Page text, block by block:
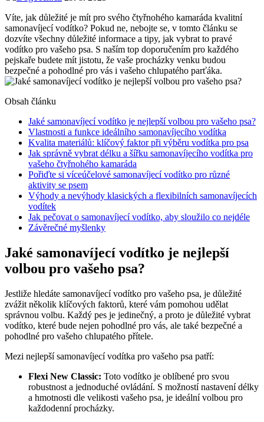
Víte, jak důležité je mít pro svého čtyřnohého kamaráda kvalitní
samonavíjecí vodítko? Pokud ne, nebojte se, v tomto článku se
dozvíte všechny důležité informace a tipy, jak vybrat to pravé
vodítko pro vašeho psa. S naším top doporučením pro každého
pejskaře budete mít jistotu, že vaše procházky venku budou
bezpečné a pohodlné pro vás i vašeho chlupatého parťáka.
Obsah článku
Jaké samonavíjecí vodítko je nejlepší volbou pro vašeho psa?
Vlastnosti a funkce ideálního samonavíjecího vodítka
Kvalita materiálů: klíčový faktor při výběru vodítka pro psa
Jak správně vybrat délku a šířku samonavíjecího vodítka pro
vašeho čtyřnohého kamaráda
Pořiďte si víceúčelové samonavíjecí vodítko pro různé
aktivity se psem
Výhody a nevýhody klasických a flexibilních samonavíjecích
vodítek
Jak pečovat o samonavíjecí vodítko, aby sloužilo co nejdéle
Závěrečné myšlenky
Jaké samonavíjecí vodítko je nejlepší
volbou pro vašeho psa?
Jestliže hledáte samonavíjecí vodítko pro vašeho psa, je důležité
zvážit několik klíčových faktorů, které vám pomohou udělat
správnou volbu. Každý pes je jedinečný, a proto je důležité vybrat
vodítko, které bude nejen pohodlné pro vás, ale také bezpečné a
pohodlné pro vašeho chlupatého přítele.
Mezi nejlepší samonavíjecí vodítka pro vašeho psa patří:
Flexi New Classic: Toto vodítko je oblíbené pro svou
robustnost a jednoduché ovládání. S možností nastavení délky
a hmotnosti dle velikosti vašeho psa, je ideální volbou pro
každodenní procházky.